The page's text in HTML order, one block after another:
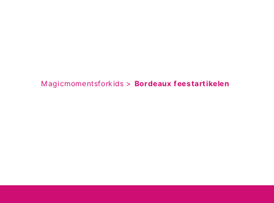
Magicmomentsforkids > Bordeaux feestartikelen